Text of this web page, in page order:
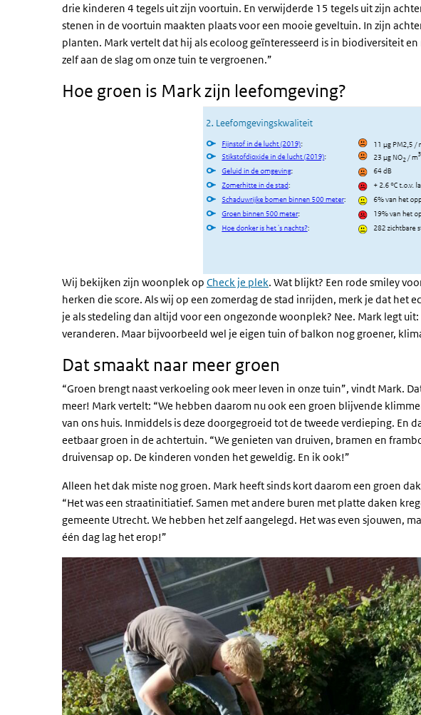
drie kinderen 4 tegels uit zijn voortuin. En verwijderde 15 tegels uit zijn
stenen in de voortuin maakten plaats voor een mooie geveltuin. In zijn
planten. Mark vertelt dat hij als ecoloog geïnteresseerd is in biodiversiteit
zelf aan de slag om onze tuin te vergroenen.”
Hoe groen is Mark zijn leefomgeving?
Wij bekijken zijn woonplek op Check je plek. Wat blijkt? Een rode smiley
herken die score. Als wij op een zomerdag de stad inrijden, merk je dat het
je als stedeling dan altijd voor een ongezonde woonplek? Nee. Mark legt
veranderen. Maar bijvoorbeeld wel je eigen tuin of balkon nog groener,
Dat smaakt naar meer groen
“Groen brengt naast verkoeling ook meer leven in onze tuin”, vindt Mark.
meer! Mark vertelt: “We hebben daarom nu ook een groen blijvende
van ons huis. Inmiddels is deze doorgegroeid tot de tweede verdieping. En
eetbaar groen in de achtertuin. “We genieten van druiven, bramen en
druivensap op. De kinderen vonden het geweldig. En ik ook!”
Alleen het dak miste nog groen. Mark heeft sinds kort daarom een groen
“Het was een straatinitiatief. Samen met andere buren met platte daken
gemeente Utrecht. We hebben het zelf aangelegd. Het was even sjouwen,
één dag lag het erop!”